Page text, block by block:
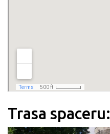
Trasa spaceru: